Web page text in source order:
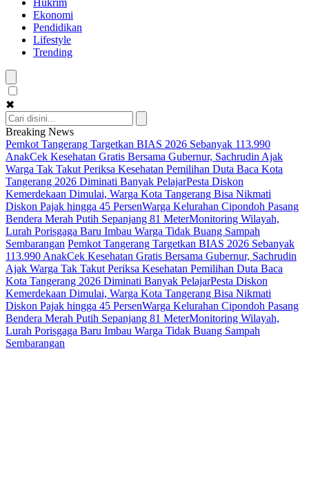
Hukrim
Ekonomi
Pendidikan
Lifestyle
Trending
✖
Breaking News
Pemkot Tangerang Targetkan BIAS 2026 Sebanyak 113.990
AnakCek Kesehatan Gratis Bersama Gubernur, Sachrudin Ajak
Warga Tak Takut Periksa Kesehatan Pemilihan Duta Baca Kota
Tangerang 2026 Diminati Banyak PelajarPesta Diskon
Kemerdekaan Dimulai, Warga Kota Tangerang Bisa Nikmati
Diskon Pajak hingga 45 PersenWarga Kelurahan Cipondoh Pasang
Bendera Merah Putih Sepanjang 81 MeterMonitoring Wilayah,
Lurah Porisgaga Baru Imbau Warga Tidak Buang Sampah
Sembarangan Pemkot Tangerang Targetkan BIAS 2026 Sebanyak
113.990 AnakCek Kesehatan Gratis Bersama Gubernur, Sachrudin
Ajak Warga Tak Takut Periksa Kesehatan Pemilihan Duta Baca
Kota Tangerang 2026 Diminati Banyak PelajarPesta Diskon
Kemerdekaan Dimulai, Warga Kota Tangerang Bisa Nikmati
Diskon Pajak hingga 45 PersenWarga Kelurahan Cipondoh Pasang
Bendera Merah Putih Sepanjang 81 MeterMonitoring Wilayah,
Lurah Porisgaga Baru Imbau Warga Tidak Buang Sampah
Sembarangan